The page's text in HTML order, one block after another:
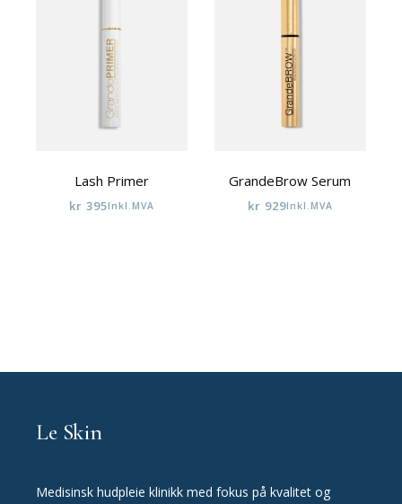
Lash Primer
kr 395Inkl.MVA
GrandeBrow Serum
kr 929Inkl.MVA
Le Skin
Medisinsk hudpleie klinikk med fokus på kvalitet og